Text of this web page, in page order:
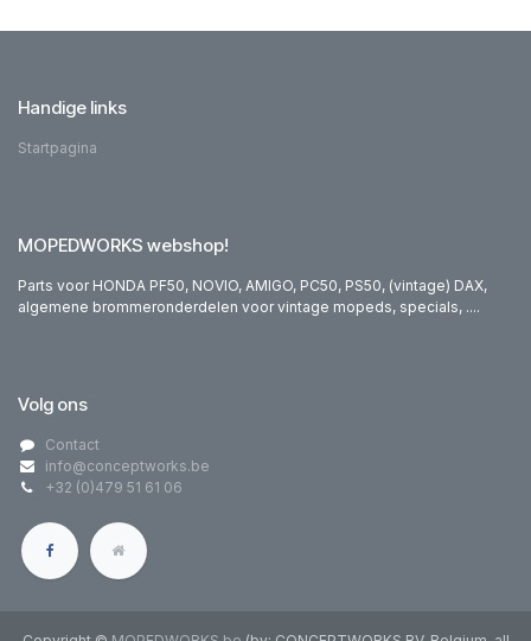
Handige links
Startpagina
MOPEDWORKS webshop!
Parts voor HONDA PF50, NOVIO, AMIGO, PC50, PS50, (vintage) DAX,
algemene brommeronderdelen voor vintage mopeds, specials, ....
Volg ons
Contact
info@conceptworks.be
+32 (0)479 51 61 06